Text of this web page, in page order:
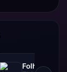
Folha FM -